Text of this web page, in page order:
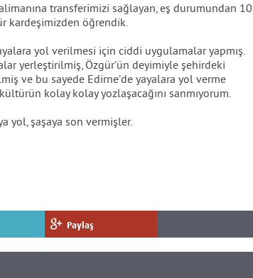
transferimizi sağlayan, eş durumundan 10
kardeşimizden öğrendik.
yol verilmesi için ciddi uygulamalar yapmış.
yerleştirilmiş, Özgür’ün deyimiyle şehirdeki
ve bu sayede Edirne’de yayalara yol verme
kolay kolay yozlaşacağını sanmıyorum.
yol, şaşaya son vermişler.
Paylaş